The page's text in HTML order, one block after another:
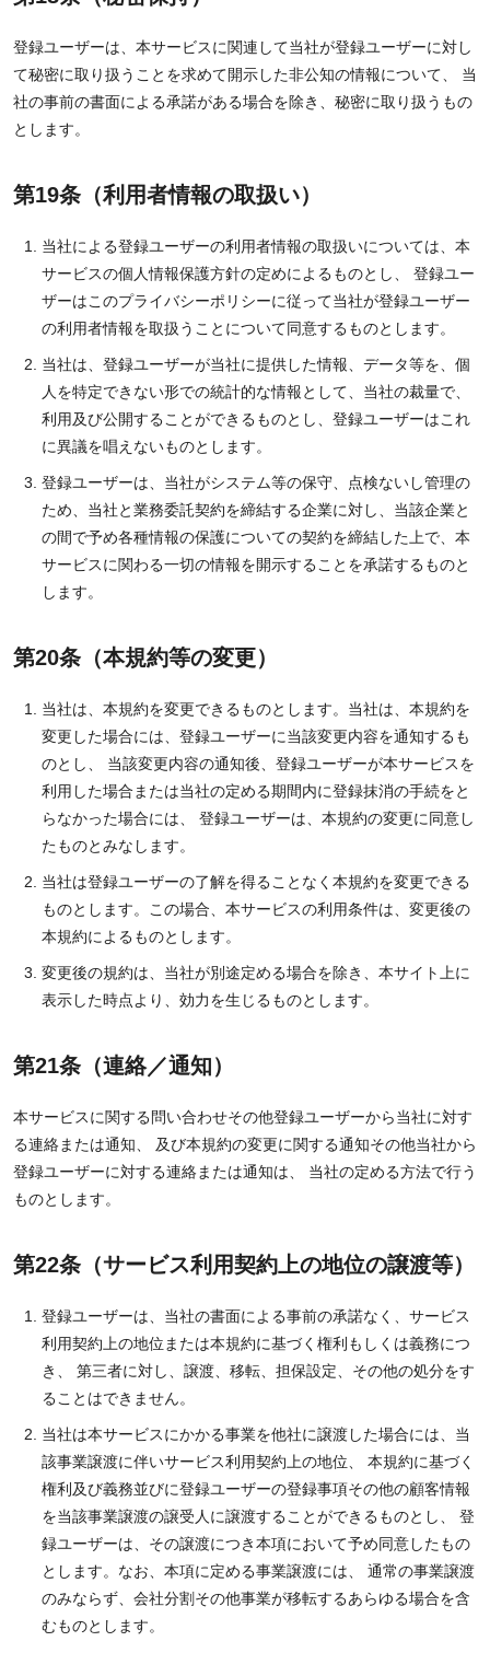
登録ユーザーは、本サービスに関連して当社が登録ユーザーに対し
て秘密に取り扱うことを求めて開示した非公知の情報について、 当
社の事前の書面による承諾がある場合を除き、秘密に取り扱うもの
とします。
第19条（利用者情報の取扱い）
当社による登録ユーザーの利用者情報の取扱いについては、本
サービスの個人情報保護方針の定めによるものとし、 登録ユー
ザーはこのプライバシーポリシーに従って当社が登録ユーザー
の利用者情報を取扱うことについて同意するものとします。
当社は、登録ユーザーが当社に提供した情報、データ等を、個
人を特定できない形での統計的な情報として、当社の裁量で、
利用及び公開することができるものとし、登録ユーザーはこれ
に異議を唱えないものとします。
登録ユーザーは、当社がシステム等の保守、点検ないし管理の
ため、当社と業務委託契約を締結する企業に対し、当該企業と
の間で予め各種情報の保護についての契約を締結した上で、本
サービスに関わる一切の情報を開示することを承諾するものと
します。
第20条（本規約等の変更）
当社は、本規約を変更できるものとします。当社は、本規約を
変更した場合には、登録ユーザーに当該変更内容を通知するも
のとし、 当該変更内容の通知後、登録ユーザーが本サービスを
利用した場合または当社の定める期間内に登録抹消の手続をと
らなかった場合には、 登録ユーザーは、本規約の変更に同意し
たものとみなします。
当社は登録ユーザーの了解を得ることなく本規約を変更できる
ものとします。この場合、本サービスの利用条件は、変更後の
本規約によるものとします。
変更後の規約は、当社が別途定める場合を除き、本サイト上に
表示した時点より、効力を生じるものとします。
第21条（連絡／通知）
本サービスに関する問い合わせその他登録ユーザーから当社に対す
る連絡または通知、 及び本規約の変更に関する通知その他当社から
登録ユーザーに対する連絡または通知は、 当社の定める方法で行う
ものとします。
第22条（サービス利用契約上の地位の譲渡等）
登録ユーザーは、当社の書面による事前の承諾なく、サービス
利用契約上の地位または本規約に基づく権利もしくは義務につ
き、 第三者に対し、譲渡、移転、担保設定、その他の処分をす
ることはできません。
当社は本サービスにかかる事業を他社に譲渡した場合には、当
該事業譲渡に伴いサービス利用契約上の地位、 本規約に基づく
権利及び義務並びに登録ユーザーの登録事項その他の顧客情報
を当該事業譲渡の譲受人に譲渡することができるものとし、 登
録ユーザーは、その譲渡につき本項において予め同意したもの
とします。なお、本項に定める事業譲渡には、 通常の事業譲渡
のみならず、会社分割その他事業が移転するあらゆる場合を含
むものとします。